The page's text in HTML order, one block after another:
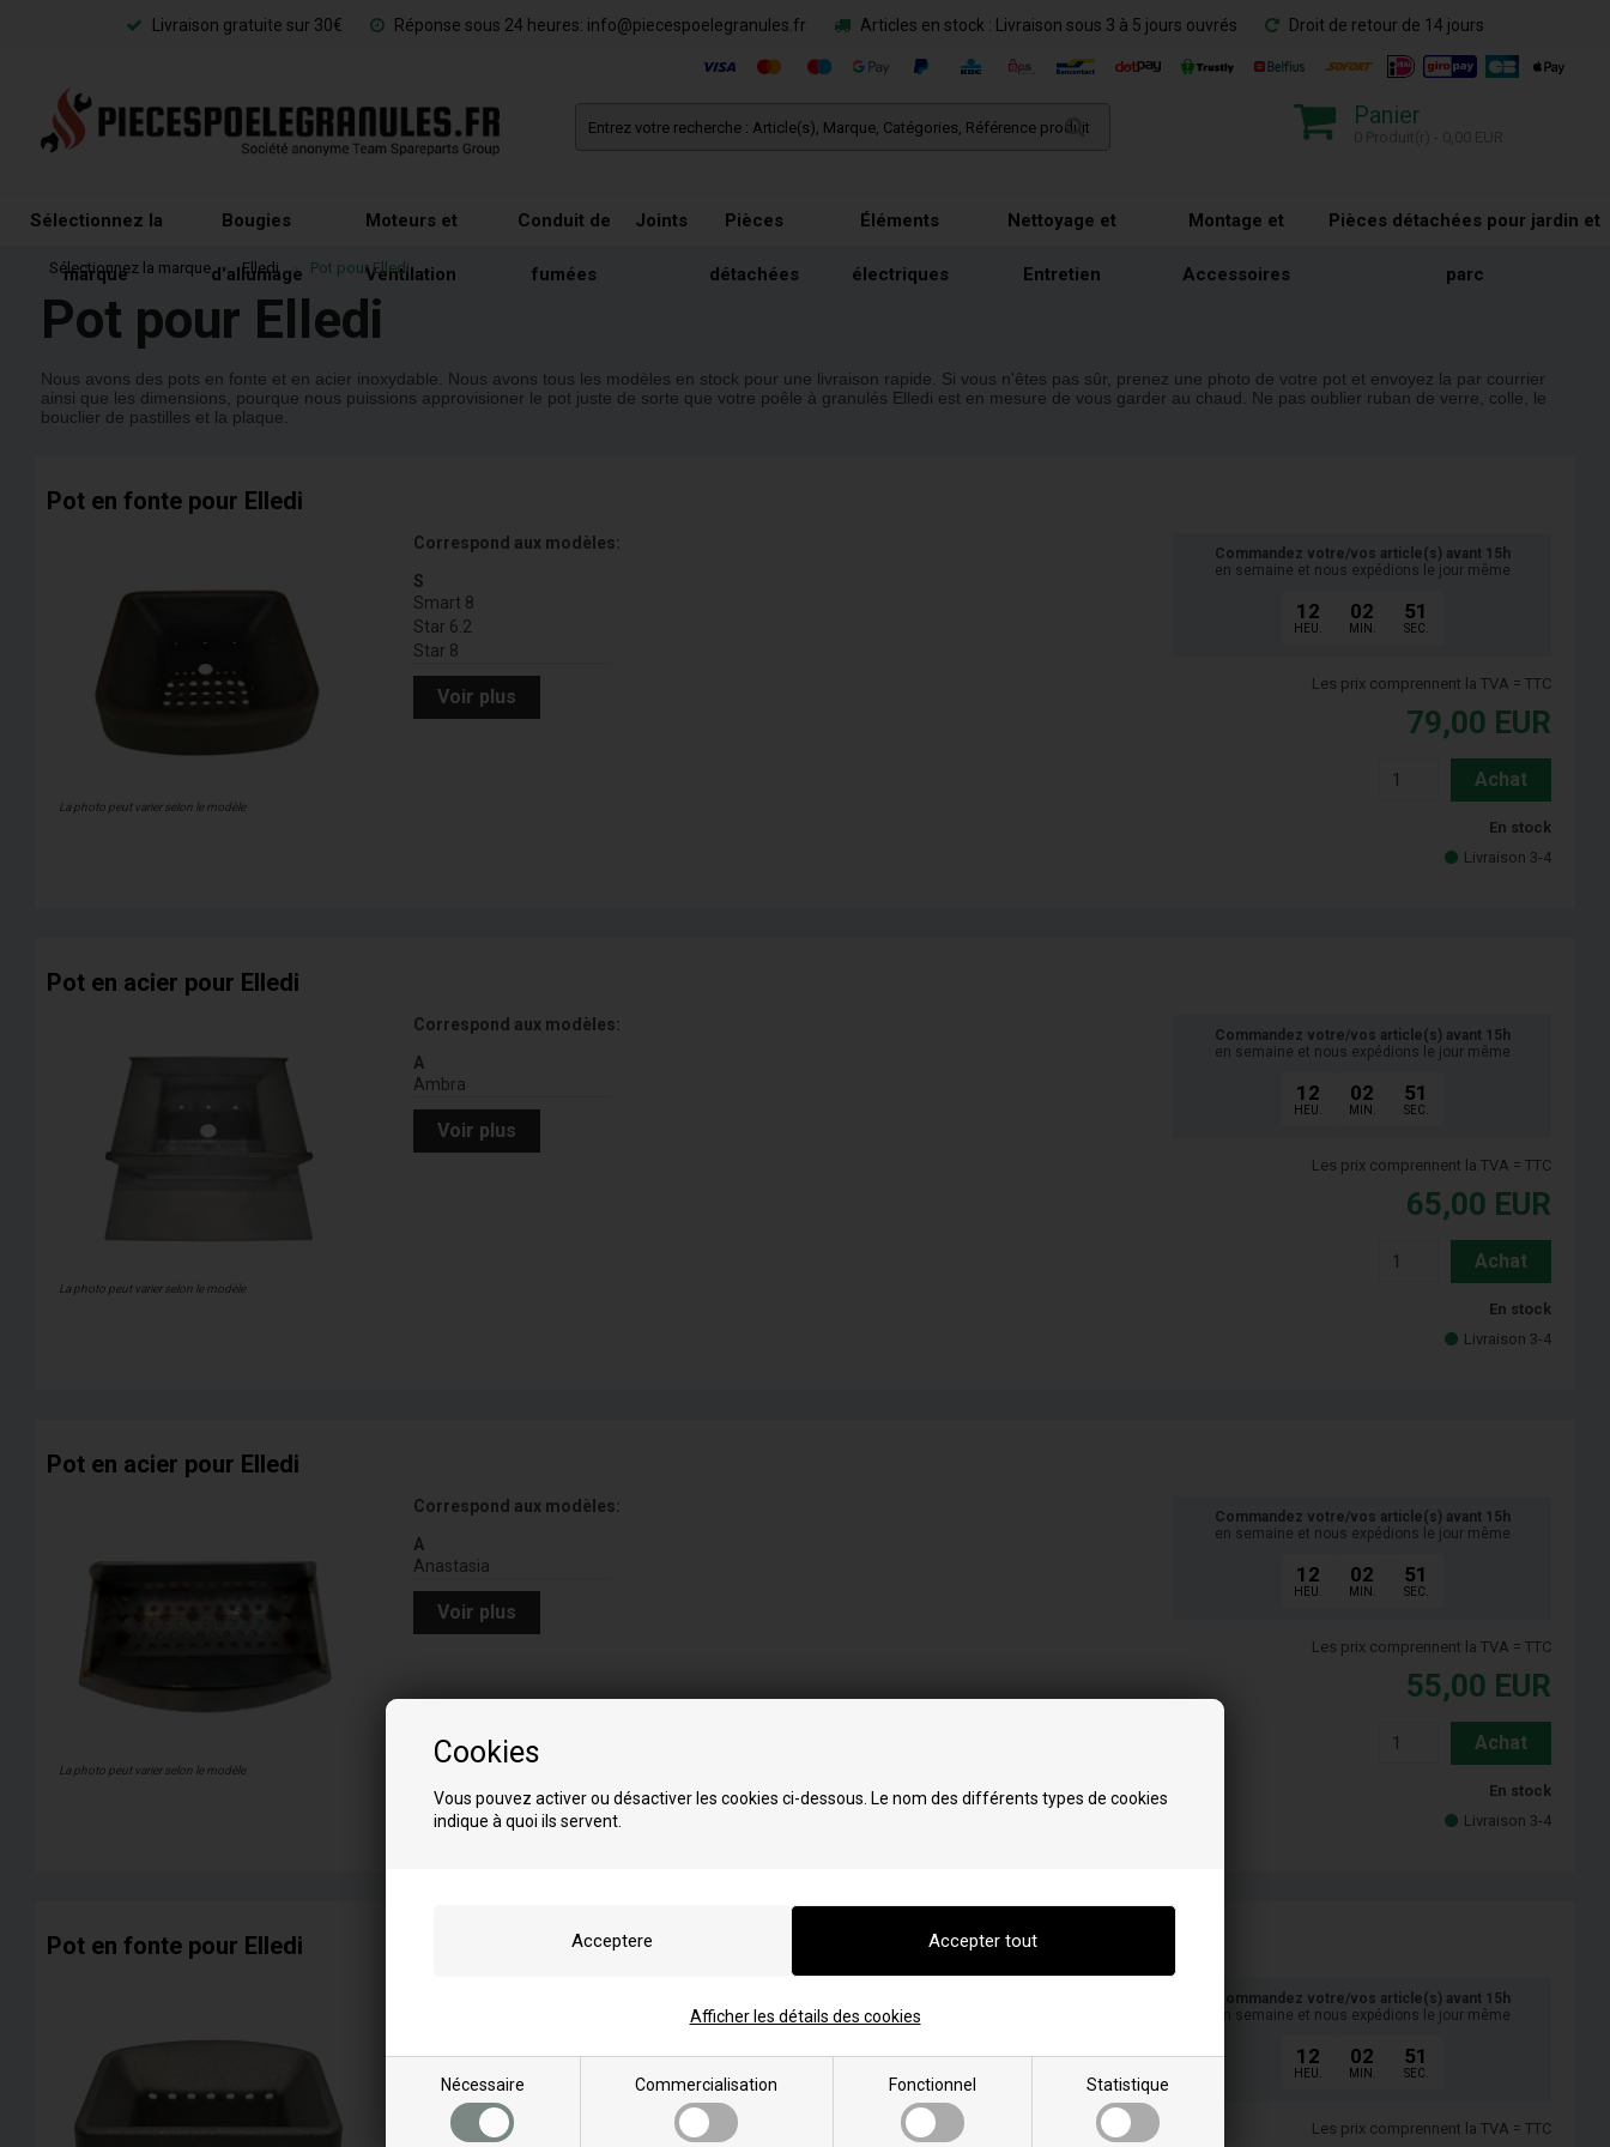
Cookies
Vous pouvez activer ou désactiver les cookies ci-dessous. Le nom des différents types de cookies
indique à quoi ils servent.
Nécessaire Commercialisation Fonctionnel Statistique
Afficher les détails des cookies
Livraison gratuite sur 30€ Réponse sous 24 heures: info@piecespoelegranules.fr Articles en stock : Livraison sous 3 à 5 jours ouvrés Droit de retour de 14 jours
Panier
Sélectionnez la
marque
Bougies
d'allumage
Moteurs et
Ventilation
Conduit de
fumées
Joints Pièces
détachées
Éléments
électriques
Nettoyage et
Entretien
Montage et
Accessoires
Pièces détachées pour jardin et
parc
Sélectionnez la marque » Elledi » Pot pour Elledi
Pot pour Elledi
Nous avons des pots en fonte et en acier inoxydable. Nous avons tous les modèles en stock pour une livraison rapide. Si vous n'êtes pas sûr, prenez une photo de votre pot et envoyez la par courrier
ainsi que les dimensions, pourque nous puissions approvisioner le pot juste de sorte que votre poêle à granulés Elledi est en mesure de vous garder au chaud. Ne pas oublier ruban de verre, colle, le
bouclier de pastilles et la plaque.
Pot en fonte pour Elledi
La photo peut varier selon le modèle
Correspond aux modèles:
S
Smart 8
Star 6.2
Star 8
Voir plus
Commandez votre/vos article(s) avant 15h
en semaine et nous expédions le jour même
12
HEU.
02
MIN.
50
SEC.
Les prix comprennent la TVA = TTC
79,00 EUR
Achat
En stock
Livraison 3-4
Pot en acier pour Elledi
La photo peut varier selon le modèle
Correspond aux modèles:
A
Ambra
Voir plus
Commandez votre/vos article(s) avant 15h
en semaine et nous expédions le jour même
12
HEU.
02
MIN.
50
SEC.
Les prix comprennent la TVA = TTC
65,00 EUR
Achat
En stock
Livraison 3-4
Pot en acier pour Elledi
La photo peut varier selon le modèle
Correspond aux modèles:
A
Anastasia
Voir plus
Commandez votre/vos article(s) avant 15h
en semaine et nous expédions le jour même
12
HEU.
02
MIN.
50
SEC.
Les prix comprennent la TVA = TTC
55,00 EUR
Achat
En stock
Livraison 3-4
Pot en fonte pour Elledi
Star 12.2
Star 12.2 C
Commandez votre/vos article(s) avant 15h
en semaine et nous expédions le jour même
12
HEU.
02
MIN.
50
SEC.
Les prix comprennent la TVA = TTC